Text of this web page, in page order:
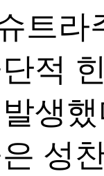
트라
적
생
성